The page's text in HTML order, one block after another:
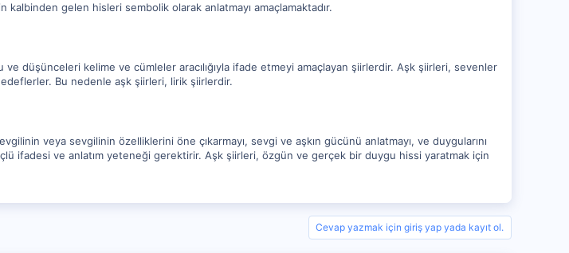
gelen hisleri sembolik olarak anlatmayı amaçlamaktadır.
düşünceleri kelime ve cümleler aracılığıyla ifade etmeyi amaçlayan şiirlerdir. Aşk şiirleri, sevenler
Bu nedenle aşk şiirleri, lirik şiirlerdir.
veya sevgilinin özelliklerini öne çıkarmayı, sevgi ve aşkın gücünü anlatmayı, ve duygularını
ifadesi ve anlatım yeteneği gerektirir. Aşk şiirleri, özgün ve gerçek bir duygu hissi yaratmak için
Cevap yazmak için giriş yap yada kayıt ol.